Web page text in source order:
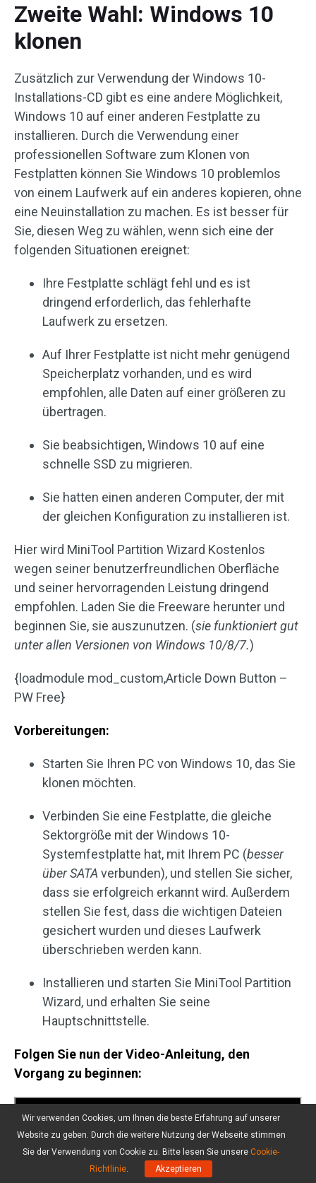
Zweite Wahl: Windows 10
klonen
Zusätzlich zur Verwendung der Windows 10-
Installations-CD gibt es eine andere Möglichkeit,
Windows 10 auf einer anderen Festplatte zu
installieren. Durch die Verwendung einer
professionellen Software zum Klonen von
Festplatten können Sie Windows 10 problemlos
von einem Laufwerk auf ein anderes kopieren, ohne
eine Neuinstallation zu machen. Es ist besser für
Sie, diesen Weg zu wählen, wenn sich eine der
folgenden Situationen ereignet:
Ihre Festplatte schlägt fehl und es ist
dringend erforderlich, das fehlerhafte
Laufwerk zu ersetzen.
Auf Ihrer Festplatte ist nicht mehr genügend
Speicherplatz vorhanden, und es wird
empfohlen, alle Daten auf einer größeren zu
übertragen.
Sie beabsichtigen, Windows 10 auf eine
schnelle SSD zu migrieren.
Sie hatten einen anderen Computer, der mit
der gleichen Konfiguration zu installieren ist.
Hier wird MiniTool Partition Wizard Kostenlos
wegen seiner benutzerfreundlichen Oberfläche
und seiner hervorragenden Leistung dringend
empfohlen. Laden Sie die Freeware herunter und
beginnen Sie, sie auszunutzen. (sie funktioniert gut
unter allen Versionen von Windows 10/8/7.)
{loadmodule mod_custom,Article Down Button –
PW Free}
Vorbereitungen:
Starten Sie Ihren PC von Windows 10, das Sie
klonen möchten.
Verbinden Sie eine Festplatte, die gleiche
Sektorgröße mit der Windows 10-
Systemfestplatte hat, mit Ihrem PC (besser
über SATA verbunden), und stellen Sie sicher,
dass sie erfolgreich erkannt wird. Außerdem
stellen Sie fest, dass die wichtigen Dateien
gesichert wurden und dieses Laufwerk
überschrieben werden kann.
Installieren und starten Sie MiniTool Partition
Wizard, und erhalten Sie seine
Hauptschnittstelle.
Folgen Sie nun der Video-Anleitung, den
Vorgang zu beginnen:
Wir verwenden Cookies, um Ihnen die beste Erfahrung auf unserer
Website zu geben. Durch die weitere Nutzung der Webseite stimmen
Sie der Verwendung von Cookie zu. Bitte lesen Sie unsere Cookie-
Richtlinie. Akzeptieren